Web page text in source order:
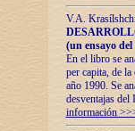
V.A.
(un ensayo
En el libro se
per capita, de
año 1990. Se
desventajas
información